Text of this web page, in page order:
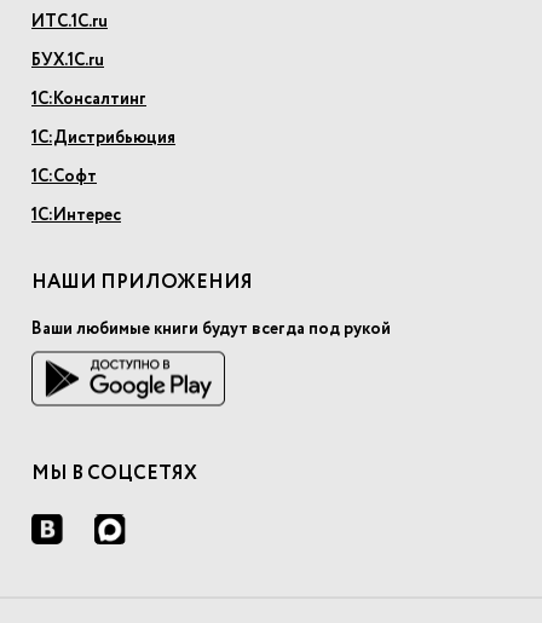
ИТС.1С.ru
БУХ.1С.ru
1С:Консалтинг
1С:Дистрибьюция
1С:Софт
1С:Интерес
НАШИ ПРИЛОЖЕНИЯ
Ваши любимые книги будут всегда под рукой
МЫ В СОЦСЕТЯХ